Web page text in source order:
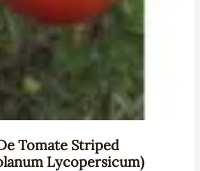
Tomate Striped
Lycopersicum)